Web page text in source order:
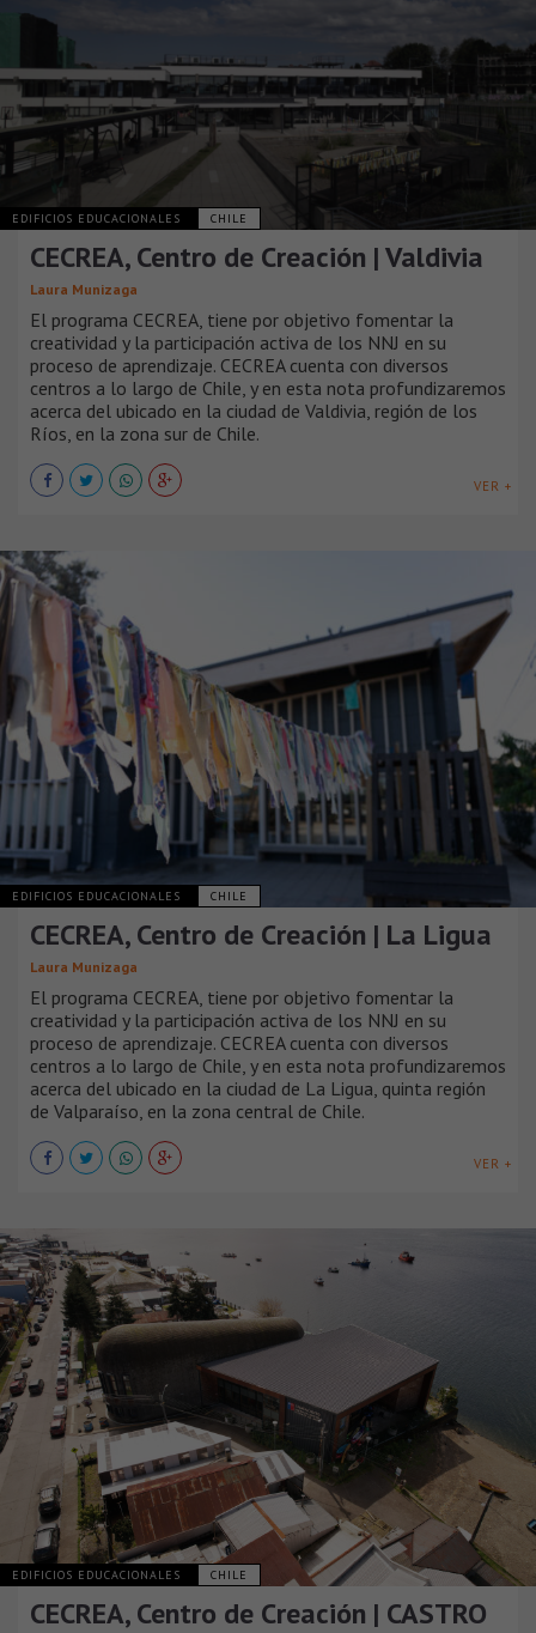
EDIFICIOS EDUCACIONALES CHILE
CECREA, Centro de Creación | Valdivia
Laura Munizaga
El programa CECREA, tiene por objetivo fomentar la
creatividad y la participación activa de los NNJ en su
proceso de aprendizaje. CECREA cuenta con diversos
centros a lo largo de Chile, y en esta nota profundizaremos
acerca del ubicado en la ciudad de Valdivia, región de los
Ríos, en la zona sur de Chile.
VER +
EDIFICIOS EDUCACIONALES CHILE
CECREA, Centro de Creación | La Ligua
Laura Munizaga
El programa CECREA, tiene por objetivo fomentar la
creatividad y la participación activa de los NNJ en su
proceso de aprendizaje. CECREA cuenta con diversos
centros a lo largo de Chile, y en esta nota profundizaremos
acerca del ubicado en la ciudad de La Ligua, quinta región
de Valparaíso, en la zona central de Chile.
VER +
EDIFICIOS EDUCACIONALES CHILE
CECREA, Centro de Creación | CASTRO